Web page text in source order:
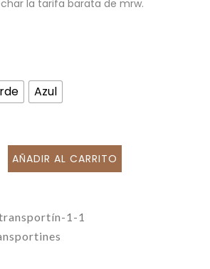
la tarifa barata de mrw.
Azul
AÑADIR AL CARRITO
1-1